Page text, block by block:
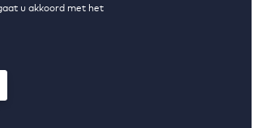
u akkoord met het